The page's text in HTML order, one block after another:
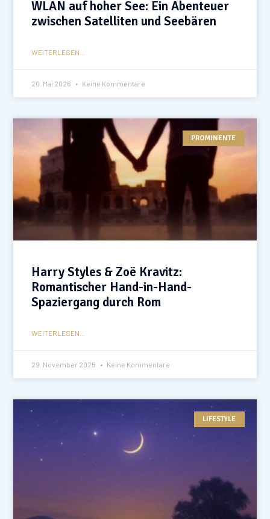
WLAN auf hoher See: Ein Abenteuer
zwischen Satelliten und Seebären
WEITERLESEN...
20. Mai 2026 Keine Kommentare
PROMINENTE
Harry Styles & Zoë Kravitz:
Romantischer Hand-in-Hand-
Spaziergang durch Rom
WEITERLESEN...
29. November 2025 Keine Kommentare
LIFESTYLE